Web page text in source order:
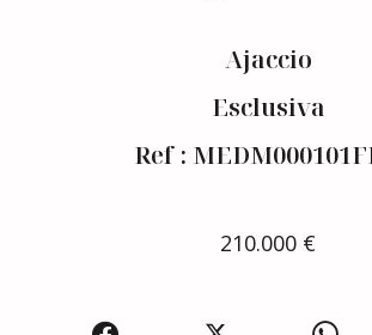
Ajaccio
Esclusiva
Ref :
210.000 €